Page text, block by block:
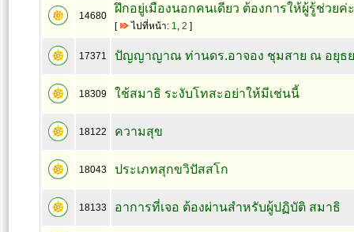
14680
ฝึกอยู่เมืองนอกคนเดียว ต้องการให้ผู้รู้ช่วยค่ะ
[ ไปที่หน้า: 1, 2 ]
17371 ปัญญาญาณ ท่านดร.อาจอง ชุมสาย ณ อยุธ
18309 ใช้สมาธิ ระงับโทสะอย่าให้มีเช่นนี้
18122 ความสุข
18043 ประเภทสุกขวิปัสสโก
18133 อาการที่เจอ ต้องผ่านสำหรับผู้ปฏิบัติ สมาธิ